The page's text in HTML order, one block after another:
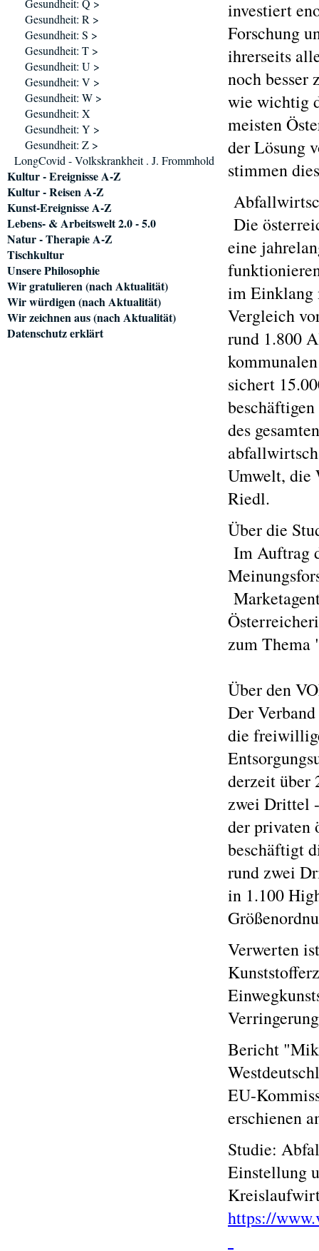
investiert
Forschung
ihrerseits
noch besser
wie wichtig
meisten
der Lösung
stimmen
Die
eine
im Einklang
Vergleich
rund 1.800
sichert
des
Umwelt, die
Riedl.
Über die
Im Auftrag
zum
Über den
Der
die
derzeit über
zwei Drittel
der privaten
beschäftigt
rund zwei
in 1.100
Verwerten
Bericht
EU-
erschienen
Studie:
Einstellung
https://
Gesundheit: Q >
Gesundheit: R >
Gesundheit: S >
Gesundheit: T >
Gesundheit: U >
Gesundheit: V >
Gesundheit: W >
Gesundheit: X
Gesundheit: Y >
Gesundheit: Z >
LongCovid - Volkskrankheit . J. Frommhold
Kultur - Ereignisse A-Z
Kultur - Reisen A-Z
Kunst-Ereignisse A-Z
Lebens- & Arbeitswelt 2.0 - 5.0
Natur - Therapie A-Z
Tischkultur
Unsere Philosophie
Wir gratulieren (nach Aktualität)
Wir würdigen (nach Aktualität)
Wir zeichnen aus (nach Aktualität)
Datenschutz erklärt